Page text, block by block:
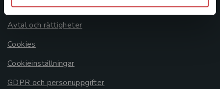
Om oss
Avtal och rättigheter
Cookies
Cookieinställningar
GDPR och personuppgifter